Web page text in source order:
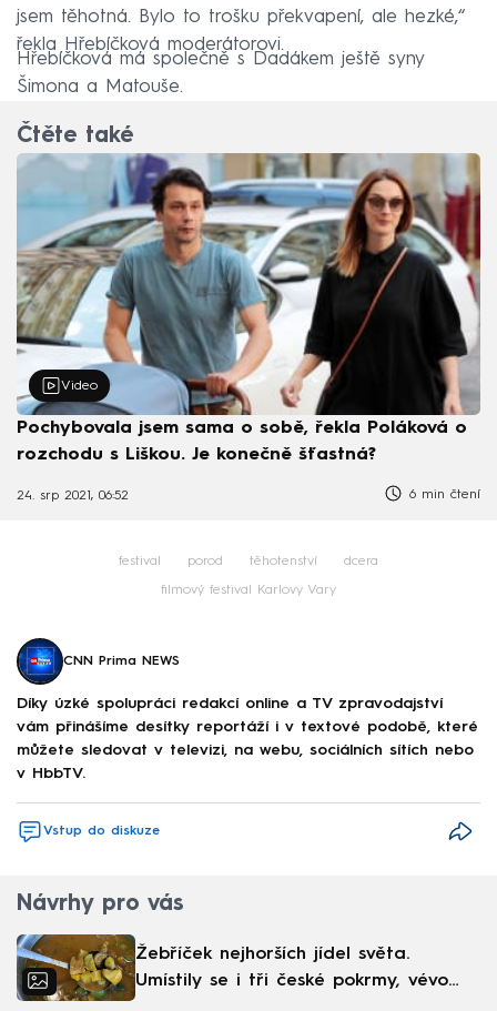
jsem těhotná. Bylo to trošku překvapení, ale hezké,“
řekla Hřebíčková moderátorovi.
Hřebíčková má společně s Dadákem ještě syny
Šimona a Matouše.
Čtěte také
Video
Pochybovala jsem sama o sobě, řekla Poláková o
rozchodu s Liškou. Je konečně šťastná?
24. srp 2021, 06:52 6 min čtení
festival porod těhotenství dcera
filmový festival Karlovy Vary
CNN Prima NEWS
Díky úzké spolupráci redakcí online a TV zpravodajství
vám přinášíme desítky reportáží i v textové podobě, které
můžete sledovat v televizi, na webu, sociálních sítích nebo
v HbbTV.
Vstup do diskuze
Návrhy pro vás
Žebříček nejhorších jídel světa.
Umístily se i tři české pokrmy, vévodí